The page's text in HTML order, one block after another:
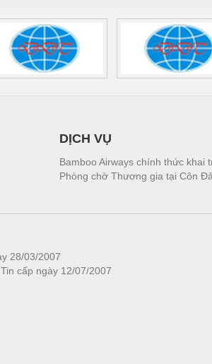
DỊCH VỤ
Bamboo Airways chính thức khai
Phòng chờ Thương gia tại Côn
28/03/2007
cấp ngày 12/07/2007